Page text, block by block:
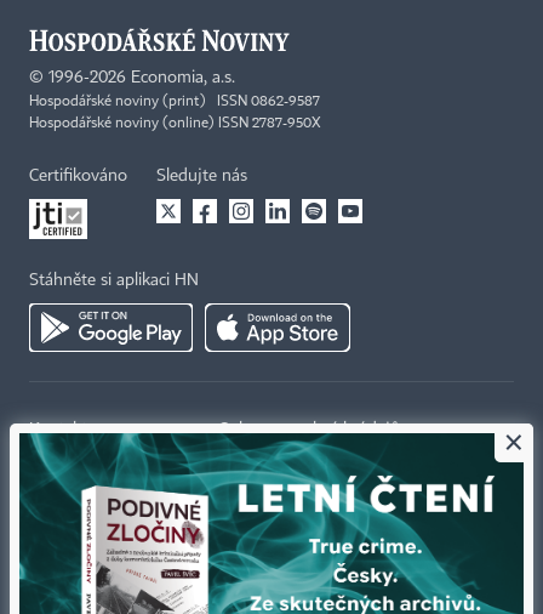
© 1996-2026 Economia, a.s.
Hospodářské noviny (print) ISSN 0862-9587
Hospodářské noviny (online) ISSN 2787-950X
Certifikováno Sledujte nás
Stáhněte si aplikaci HN
Kontakty
Tiráž redakce HN
Economia
Kariéra v HN
Ceník inzerce
Ochrana osobních údajů
Prohlášení o cookies
Nastavení soukromí
Všeobecné smluvní podmínky
×